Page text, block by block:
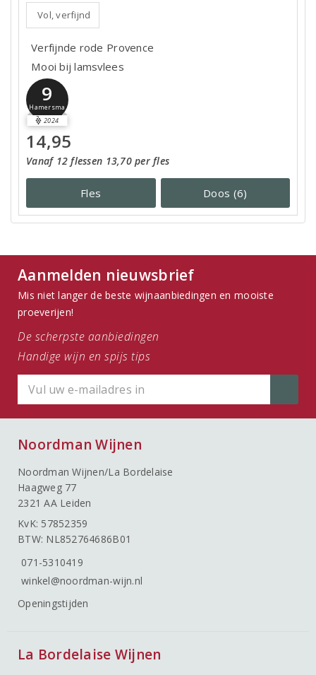
Vol, verfijnd
Verfijnde rode Provence
Mooi bij lamsvlees
9
Hamersma
2024
14,95
Vanaf 12 flessen 13,70 per fles
Fles Doos (6)
Aanmelden nieuwsbrief
Mis niet langer de beste wijnaanbiedingen en mooiste
proeverijen!
De scherpste aanbiedingen
Handige wijn en spijs tips
Noordman Wijnen
Noordman Wijnen/La Bordelaise
Haagweg 77
2321 AA Leiden
KvK: 57852359
BTW: NL852764686B01
071-5310419
winkel@noordman-wijn.nl
Openingstijden
La Bordelaise Wijnen